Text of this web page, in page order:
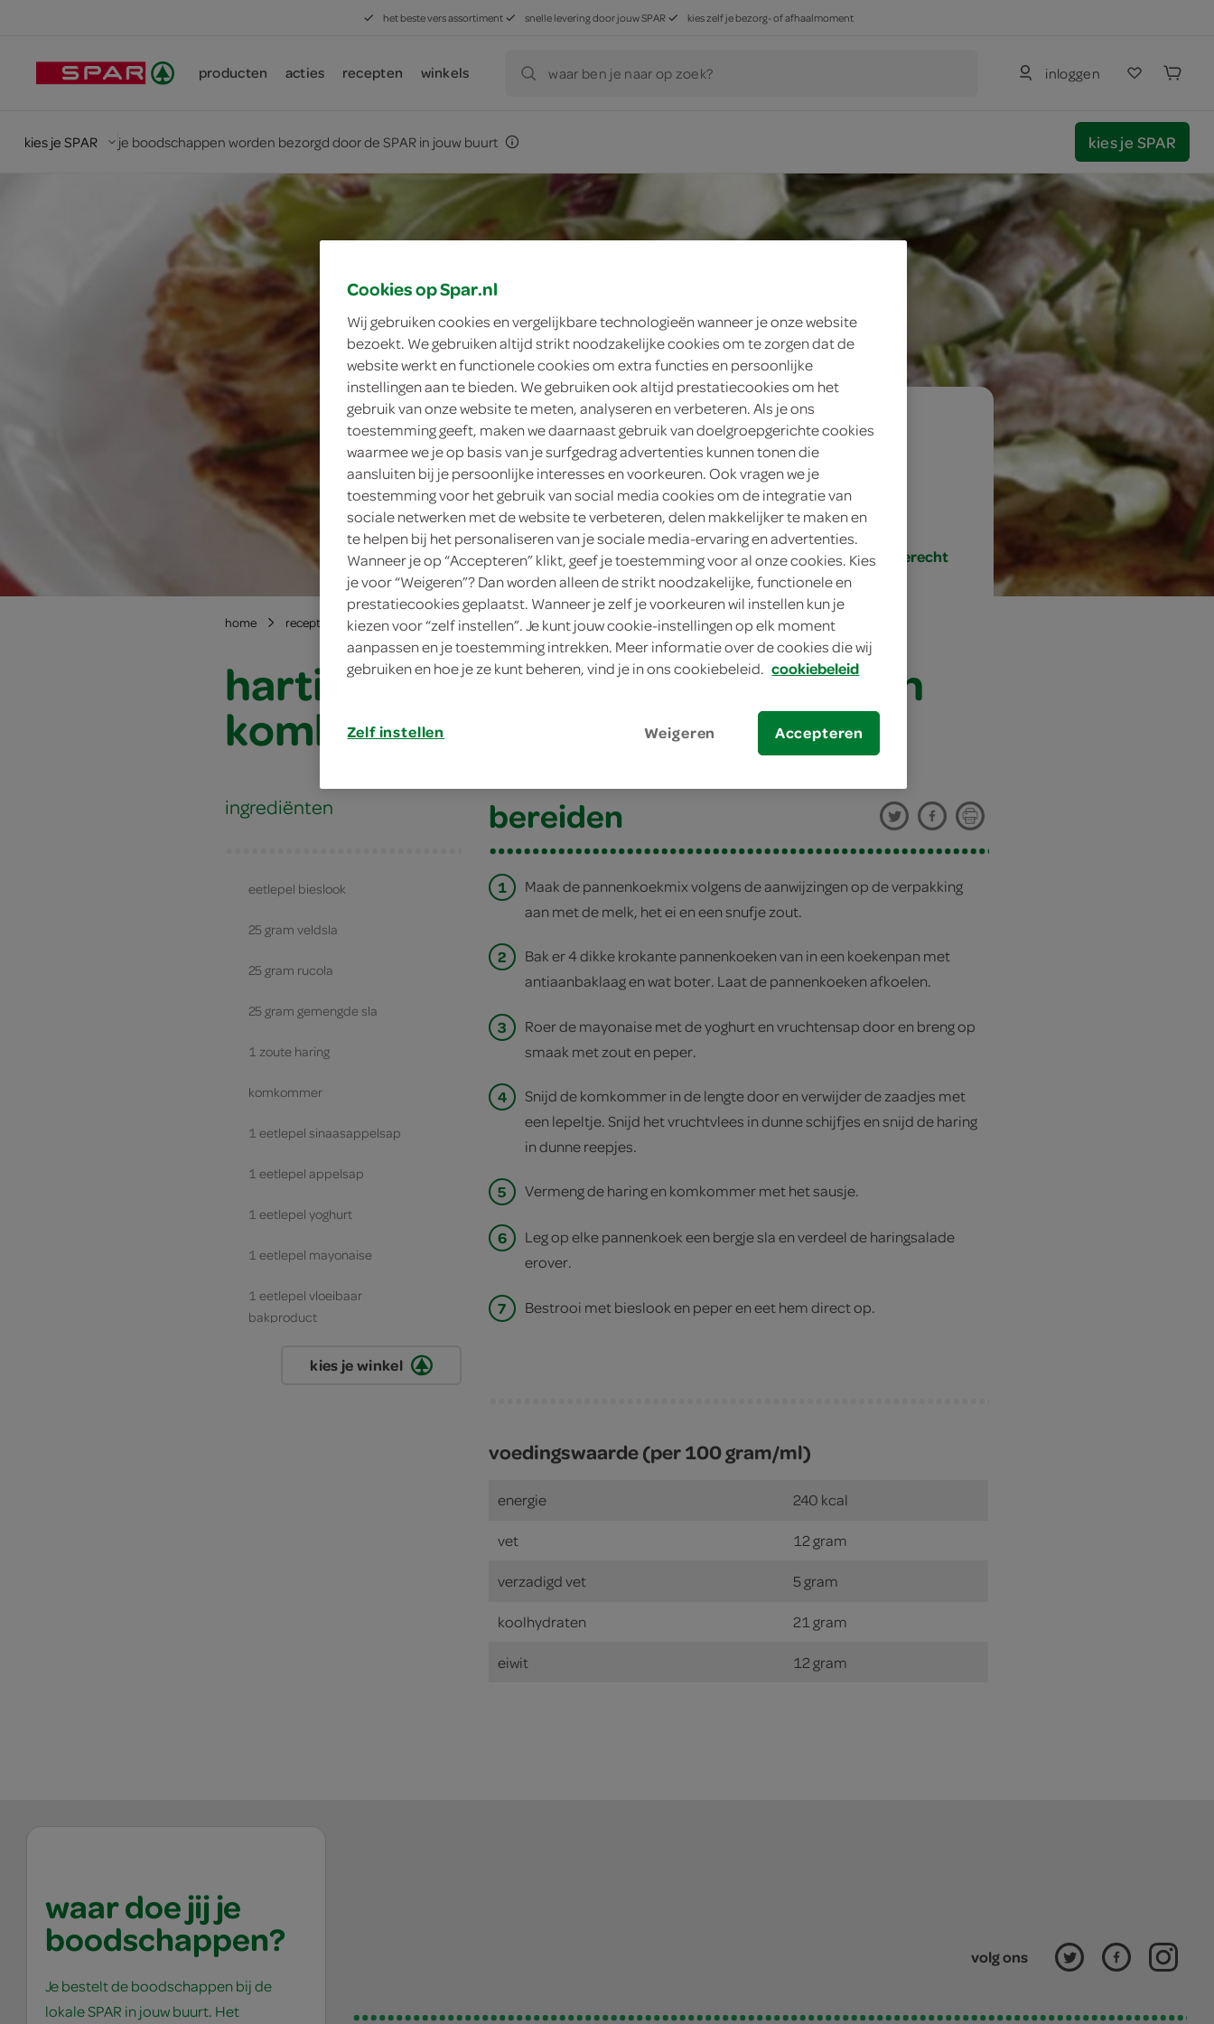
het beste vers assortiment snelle levering door jouw SPAR kies zelf je bezorg- of afhaalmoment
producten acties recepten winkels waar ben je naar op zoek? inloggen
kies je SPAR je boodschappen worden bezorgd door de SPAR in jouw buurt kies je SPAR
4 personen
eenvoudig
15 min.
lunch, voorgerecht
home recepten hartige pannenkoek met haring en komkommer
hartige pannenkoek met haring en
komkommer
ingrediënten
eetlepel bieslook
25 gram veldsla
25 gram rucola
25 gram gemengde sla
1 zoute haring
komkommer
1 eetlepel sinaasappelsap
1 eetlepel appelsap
1 eetlepel yoghurt
1 eetlepel mayonaise
1 eetlepel vloeibaar
bakproduct
kies je winkel
bereiden
1
Maak de pannenkoekmix volgens de aanwijzingen op de verpakking
aan met de melk, het ei en een snufje zout.
2
Bak er 4 dikke krokante pannenkoeken van in een koekenpan met
antiaanbaklaag en wat boter. Laat de pannenkoeken afkoelen.
3
Roer de mayonaise met de yoghurt en vruchtensap door en breng op
smaak met zout en peper.
4
Snijd de komkommer in de lengte door en verwijder de zaadjes met
een lepeltje. Snijd het vruchtvlees in dunne schijfjes en snijd de haring
in dunne reepjes.
5 Vermeng de haring en komkommer met het sausje.
6
Leg op elke pannenkoek een bergje sla en verdeel de haringsalade
erover.
7 Bestrooi met bieslook en peper en eet hem direct op.
voedingswaarde (per 100 gram/ml)
energie 240 kcal
vet 12 gram
verzadigd vet 5 gram
koolhydraten 21 gram
eiwit 12 gram
waar doe jij je
boodschappen?
Je bestelt de boodschappen bij de
lokale SPAR in jouw buurt. Het
volg ons
Cookies op Spar.nl
Wij gebruiken cookies en vergelijkbare technologieën wanneer je onze website
bezoekt. We gebruiken altijd strikt noodzakelijke cookies om te zorgen dat de
website werkt en functionele cookies om extra functies en persoonlijke
instellingen aan te bieden. We gebruiken ook altijd prestatiecookies om het
gebruik van onze website te meten, analyseren en verbeteren. Als je ons
toestemming geeft, maken we daarnaast gebruik van doelgroepgerichte cookies
waarmee we je op basis van je surfgedrag advertenties kunnen tonen die
aansluiten bij je persoonlijke interesses en voorkeuren. Ook vragen we je
toestemming voor het gebruik van social media cookies om de integratie van
sociale netwerken met de website te verbeteren, delen makkelijker te maken en
te helpen bij het personaliseren van je sociale media-ervaring en advertenties.
Wanneer je op “Accepteren” klikt, geef je toestemming voor al onze cookies. Kies
je voor “Weigeren”? Dan worden alleen de strikt noodzakelijke, functionele en
prestatiecookies geplaatst. Wanneer je zelf je voorkeuren wil instellen kun je
kiezen voor “zelf instellen”. Je kunt jouw cookie-instellingen op elk moment
aanpassen en je toestemming intrekken. Meer informatie over de cookies die wij
gebruiken en hoe je ze kunt beheren, vind je in ons cookiebeleid. cookiebeleid
Zelf instellen Weigeren Accepteren